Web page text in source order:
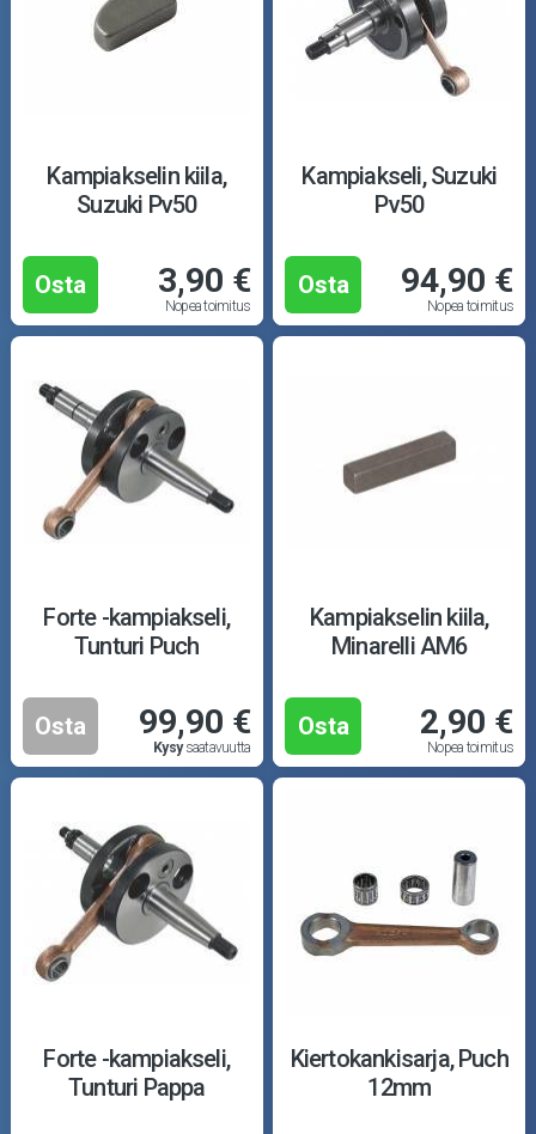
Kampiakselin kiila,
Suzuki Pv50
Osta 3,90 €
Nopea toimitus
Kampiakseli, Suzuki
Pv50
Osta 94,90 €
Nopea toimitus
Forte -kampiakseli,
Tunturi Puch
Osta 99,90 €
Kysysaatavuutta
Kampiakselin kiila,
Minarelli AM6
Osta 2,90 €
Nopea toimitus
Forte -kampiakseli,
Tunturi Pappa
Kiertokankisarja, Puch
12mm